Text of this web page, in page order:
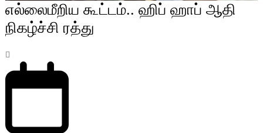
எல்லைமீறிய கூட்டம்.. ஹிப் ஹாப் ஆதி
நிகழ்ச்சி ரத்து